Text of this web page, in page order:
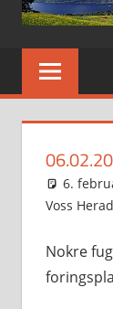
6.
Voss Herad
Nokre